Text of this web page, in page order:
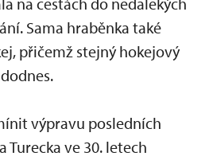
Sama hraběnka také
přičemž stejný hokejový
výpravu posledních
Turecka ve 30. letech